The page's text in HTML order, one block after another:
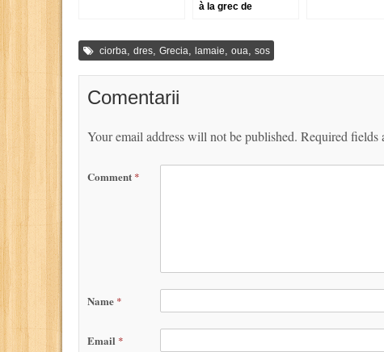
à la grec de
ciorba, dres, Grecia, lamaie, oua, sos
Comentarii
Your email address will not be published. Required fields
Comment *
Name *
Email *